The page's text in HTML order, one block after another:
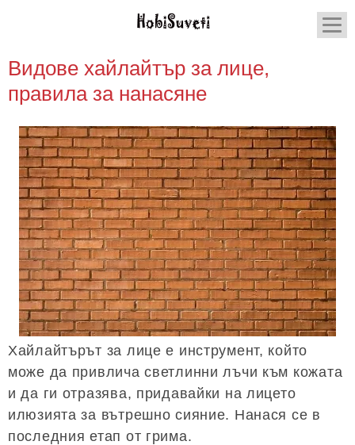
Видове хайлайтър за лице,
правила за нанасяне
Хайлайтърът за лице е инструмент, който
може да привлича светлинни лъчи към кожата
и да ги отразява, придавайки на лицето
илюзията за вътрешно сияние. Нанася се в
последния етап от грима.